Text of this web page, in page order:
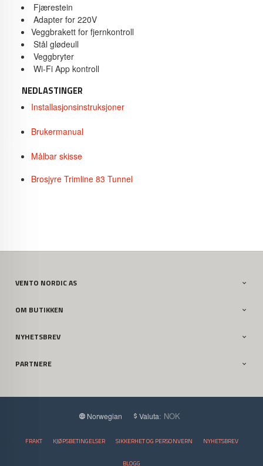
Fjærestein
Adapter for 220V
Veggbrakett for fjernkontroll
Stål glødeull
Veggbryter
Wi-Fi App kontroll
NEDLASTINGER
Installasjonsinstruksjoner
Brukermanual
Målbar skisse
Brosjyre Trimline 83 Tunnel
VENTO NORDIC AS
OM BUTIKKEN
NYHETSBREV
PARTNERE
Norwegian Valuta: NOK
FRAKT KJØPSBETINGELSER SIKKERHET OG PERSONVERN NYHETSBREV
BLOGG